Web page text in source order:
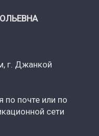
г. Джанкой
по почте или по
сети